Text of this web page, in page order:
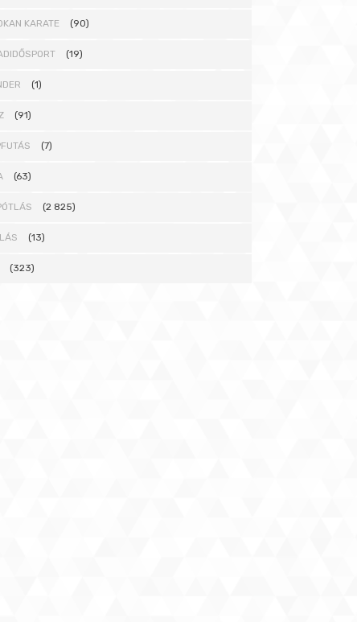
KARATE (90)
(19)
(1)
(91)
(7)
(63)
(2 825)
(13)
(323)